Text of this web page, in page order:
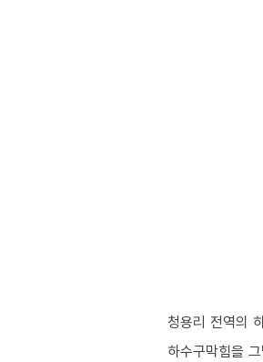
청용리 전역의
하수구막힘을